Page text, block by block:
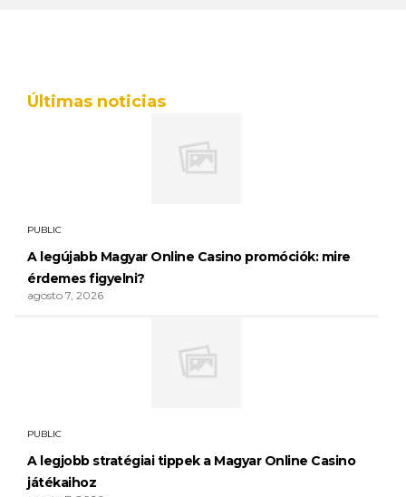
Últimas noticias
PUBLIC
A legújabb Magyar Online Casino promóciók: mire
érdemes figyelni?
agosto 7, 2026
PUBLIC
A legjobb stratégiai tippek a Magyar Online Casino
játékaihoz